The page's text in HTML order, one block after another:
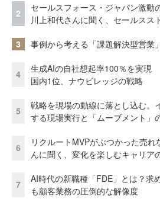
2
セールスフォース・ジャパン激動
川上和代さんに聞く、セールスス
3 事例から考える「課題解決型営業
4
生成AIの自社想起率100％を実現
国内1位、ナウビレッジの戦略
5
戦略を現場の動線に落とし込む。
する現場実行と「ムーブメント」
6
リクルートMVPがぶつかった売れ
んに聞く、変化を楽しむキャリア
7
AI時代の新職種「FDE」とは？求
も顧客業務の圧倒的な解像度